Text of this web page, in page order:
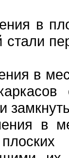
в
стали
в
ния в